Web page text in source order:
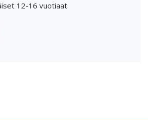
12-16 vuotiaat